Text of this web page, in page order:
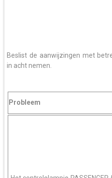
Beslist de aanwijzingen met
in acht nemen.
Probleem